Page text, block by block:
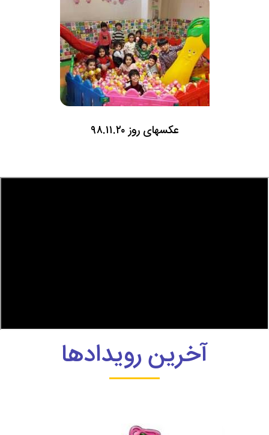
عکسهای روز ۹۸.۱۱.۲۰
آخرین رویدادها